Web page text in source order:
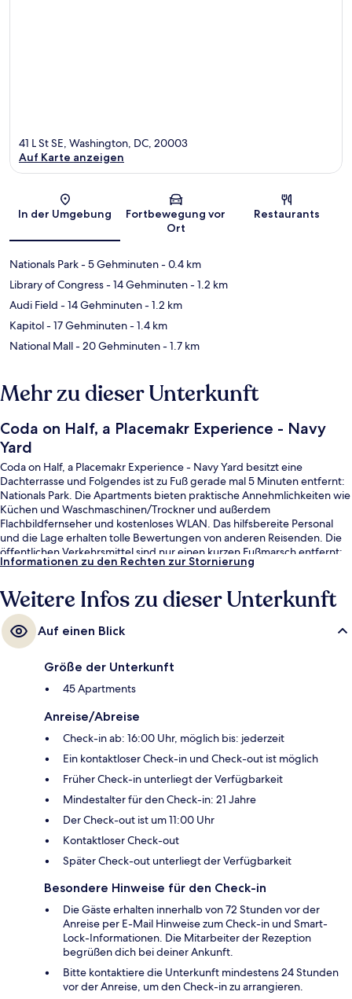
Karte
41 L St SE, Washington, DC, 20003
Auf Karte anzeigen
In der Umgebung
Fortbewegung vor
Ort
Restaurants
Nationals Park- 5 Gehminuten- 0.4 km
Library of Congress- 14 Gehminuten- 1.2 km
Audi Field - 14 Gehminuten- 1.2 km
Kapitol- 17 Gehminuten- 1.4 km
National Mall- 20 Gehminuten- 1.7 km
Mehr zu dieser Unterkunft
Coda on Half, a Placemakr Experience - Navy
Yard
Coda on Half, a Placemakr Experience - Navy Yard besitzt eine
Dachterrasse und Folgendes ist zu Fuß gerade mal 5 Minuten entfernt:
Nationals Park. Die Apartments bieten praktische Annehmlichkeiten wie
Küchen und Waschmaschinen/Trockner und außerdem
Flachbildfernseher und kostenloses WLAN. Das hilfsbereite Personal
und die Lage erhalten tolle Bewertungen von anderen Reisenden. Die
öffentlichen Verkehrsmittel sind nur einen kurzen Fußmarsch entfernt:
Zur Station Navy Yard sind es 5 Minuten und zur Station Waterfront 12
Informationen zu den Rechten zur Stornierung
Weitere Infos zu dieser Unterkunft
Auf einen Blick
Größe der Unterkunft
45 Apartments
Anreise/Abreise
Check-in ab: 16:00 Uhr, möglich bis: jederzeit
Ein kontaktloser Check-in und Check-out ist möglich
Früher Check-in unterliegt der Verfügbarkeit
Mindestalter für den Check-in: 21 Jahre
Der Check-out ist um 11:00 Uhr
Kontaktloser Check-out
Später Check-out unterliegt der Verfügbarkeit
Besondere Hinweise für den Check-in
Die Gäste erhalten innerhalb von 72 Stunden vor der
Anreise per E-Mail Hinweise zum Check-in und Smart-
Lock-Informationen. Die Mitarbeiter der Rezeption
begrüßen dich bei deiner Ankunft.
Bitte kontaktiere die Unterkunft mindestens 24 Stunden
vor der Anreise, um den Check-in zu arrangieren.